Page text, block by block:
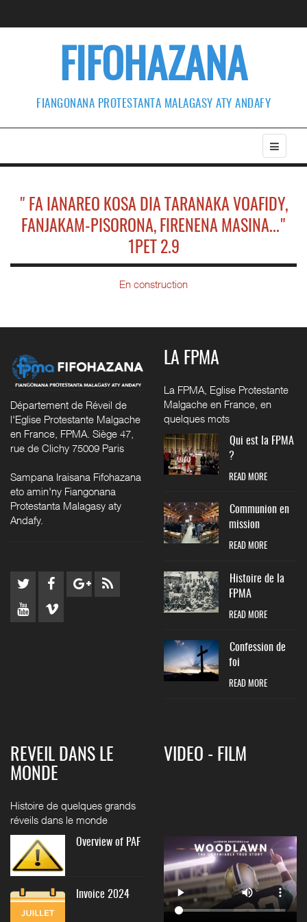
FIFOHAZANA
FIANGONANA PROTESTANTA MALAGASY ATY ANDAFY
" FA IANAREO KOSA DIA TARANAKA VOAFIDY,
FANJAKAM-PISORONA, FIRENENA MASINA..."
1PET 2.9
En construction
Département de Réveil de
l'Eglise Protestante Malgache
en France, FPMA. Siège 47,
rue de Clichy 75009 Paris
Sampana Iraisana Fifohazana
eto amin'ny Fiangonana
Protestanta Malagasy aty
Andafy.
LA FPMA
La FPMA, Eglise Protestante
Malgache en France, en
quelques mots
Qui est la FPMA
?
READ MORE
Communion en
mission
READ MORE
Histoire de la
FPMA
READ MORE
Confession de
foi
READ MORE
REVEIL DANS LE
MONDE
Histoire de quelques grands
réveils dans le monde
Overview of PAF
Invoice 2024
VIDEO - FILM